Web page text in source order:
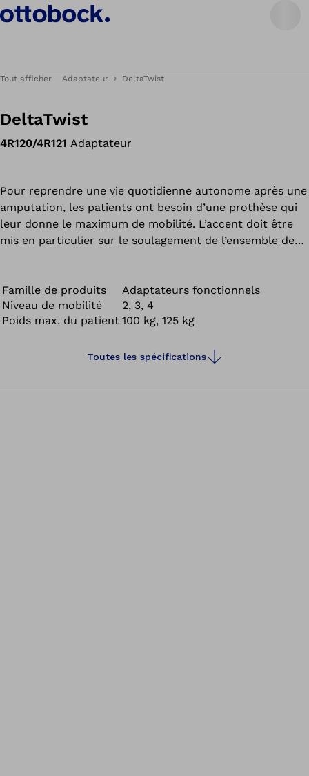
Tout afficher Adaptateur DeltaTwist
DeltaTwist
4R120/4R121 Adaptateur
Pour reprendre une vie quotidienne autonome après une
amputation, les patients ont besoin d’une prothèse qui
leur donne le maximum de mobilité. L’accent doit être
mis en particulier sur le soulagement de l’ensemble de
peuvent, par exemple, entraîner des écrasements à
différents endroits de l’appareil locomoteur. Les
symptômes provoqués par ce phénomène entraînent
Famille de produits
Adaptateurs fonctionnels
Niveau de mobilité
2, 3, 4
Poids max. du patient 100 kg, 125 kg
Toutes les spécifications